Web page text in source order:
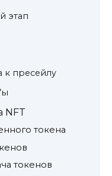
этап
к пресейлу
NFT
токена
токенов